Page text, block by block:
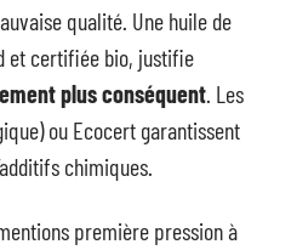
qualité. Une huile de
et certifiée bio, justifie
plus conséquent. Les
ou Ecocert garantissent
chimiques.
première pression à